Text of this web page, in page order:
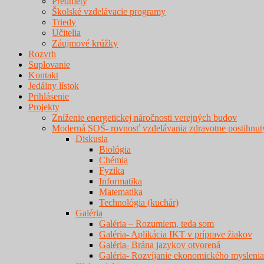
Školské vzdelávacie programy
Triedy
Učitelia
Záujmové krúžky
Rozvrh
Suplovanie
Kontakt
Jedálny lístok
Prihlásenie
Projekty
Zníženie energetickej náročnosti verejných budov
Moderná SOŠ- rovnosť vzdelávania zdravotne
Diskusia
Biológia
Chémia
Fyzika
Informatika
Matematika
Technológia (kuchár)
Galéria
Galéria – Rozumiem, teda som
Galéria- Aplikácia IKT v príprave žiakov
Galéria- Brána jazykov otvorená
Galéria- Rozvíjanie ekonomického myslenia